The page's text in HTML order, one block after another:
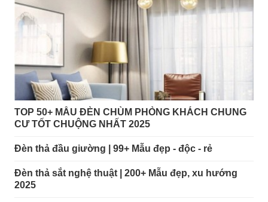
TOP 50+ MẪU ĐÈN CHÙM PHÒNG KHÁCH CHUNG
CƯ TỐT CHUỘNG NHẤT 2025
Đèn thả đầu giường | 99+ Mẫu đẹp - độc - rẻ
Đèn thả sắt nghệ thuật | 200+ Mẫu đẹp, xu hướng
2025